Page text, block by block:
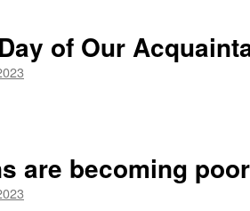
of Our
are becoming